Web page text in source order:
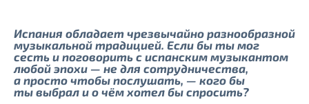
Испания обладает чрезвычайно разнообразной
музыкальной традицией. Если бы ты мог
сесть и поговорить с испанским музыкантом
любой эпохи — не для сотрудничества,
а просто чтобы послушать, — кого бы
ты выбрал и о чём хотел бы спросить?